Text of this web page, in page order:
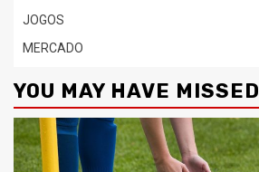
JOGOS
MERCADO
YOU MAY HAVE MISSED